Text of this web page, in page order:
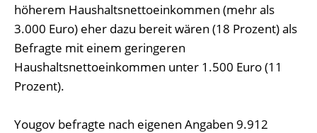
höherem Haushaltsnettoeinkommen (mehr als
3.000 Euro) eher dazu bereit wären (18 Prozent) als
Befragte mit einem geringeren
Haushaltsnettoeinkommen unter 1.500 Euro (11
Prozent).
Yougov befragte nach eigenen Angaben 9.912